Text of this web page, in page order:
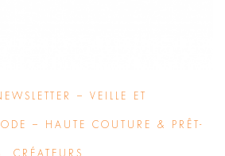
– VEILLE ET
– HAUTE COUTURE & PRÊT-
CRÉATEURS